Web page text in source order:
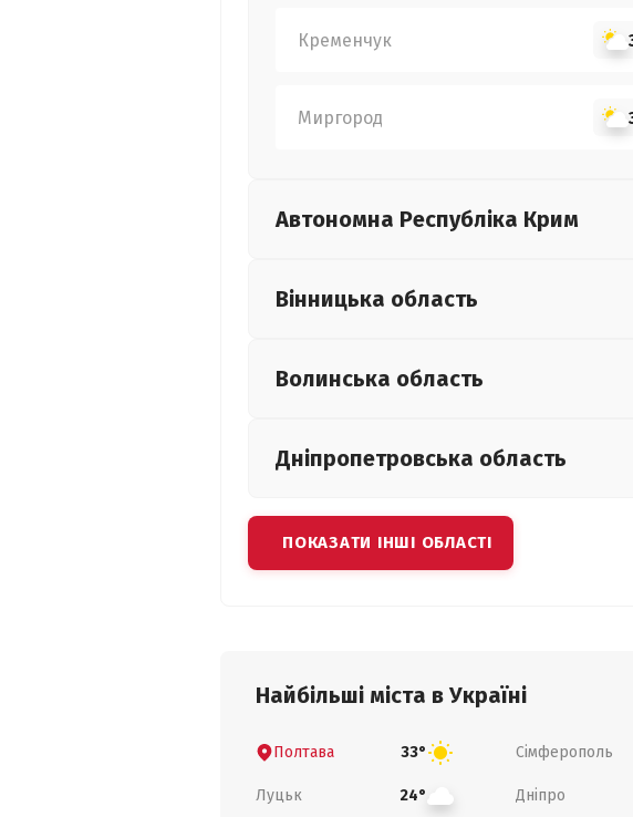
Кременчук
Миргород
Автономна Республіка Крим
Вінницька область
Волинська область
Дніпропетровська область
ПОКАЗАТИ ІНШІ ОБЛАСТІ
Найбільші міста в Україні
Полтава 33° Сімферополь
Луцьк 24° Дніпро